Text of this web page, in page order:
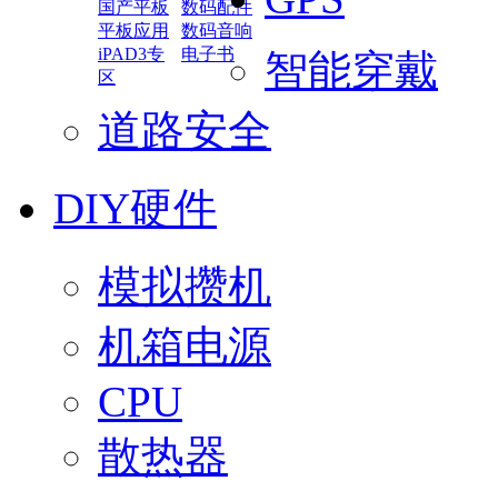
国产平板
数码配件
平板应用
数码音响
iPAD3专
区
电子书
智能穿戴
道路安全
DIY硬件
模拟攒机
机箱电源
CPU
散热器